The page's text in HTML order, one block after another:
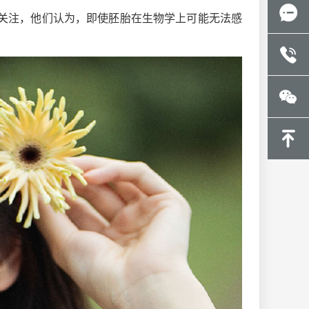
注，他们认为，即使胚胎在生物学上可能无法感